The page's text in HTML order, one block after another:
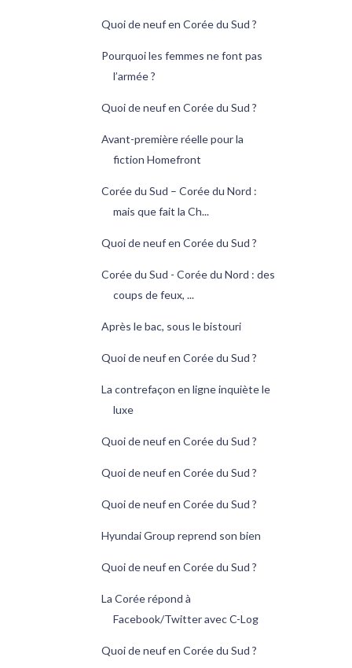
Quoi de neuf en Corée du Sud ?
Pourquoi les femmes ne font pas
l’armée ?
Quoi de neuf en Corée du Sud ?
Avant-première réelle pour la
fiction Homefront
Corée du Sud – Corée du Nord :
mais que fait la Ch...
Quoi de neuf en Corée du Sud ?
Corée du Sud - Corée du Nord : des
coups de feux, ...
Après le bac, sous le bistouri
Quoi de neuf en Corée du Sud ?
La contrefaçon en ligne inquiète le
luxe
Quoi de neuf en Corée du Sud ?
Quoi de neuf en Corée du Sud ?
Quoi de neuf en Corée du Sud ?
Hyundai Group reprend son bien
Quoi de neuf en Corée du Sud ?
La Corée répond à
Facebook/Twitter avec C-Log
Quoi de neuf en Corée du Sud ?